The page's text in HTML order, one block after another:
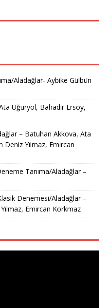
Aladağlar- Aybike Gülbün
Uğuryol, Bahadır Ersoy,
– Batuhan Akkova, Ata
Yılmaz, Emircan
Tanıma/Aladağlar –
Denemesi/Aladağlar –
Emircan Korkmaz